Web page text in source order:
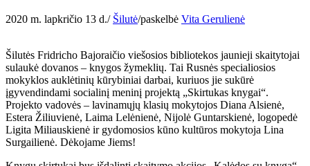
2020 m. lapkričio 13 d./ Šilutė/paskelbė Vita Gerulienė
Šilutės Fridricho Bajoraičio viešosios bibliotekos jaunieji skaitytojai
sulaukė dovanos – knygos žymeklių. Tai Rusnės specialiosios
mokyklos auklėtinių kūrybiniai darbai, kuriuos jie sukūrė
įgyvendindami socialinį meninį projektą „Skirtukas knygai“.
Projekto vadovės – lavinamųjų klasių mokytojos Diana Alsienė,
Estera Žiliuvienė, Laima Lelėnienė, Nijolė Guntarskienė, logopedė
Ligita Miliauskienė ir gydomosios kūno kultūros mokytoja Lina
Surgailienė. Dėkojame Jiems!